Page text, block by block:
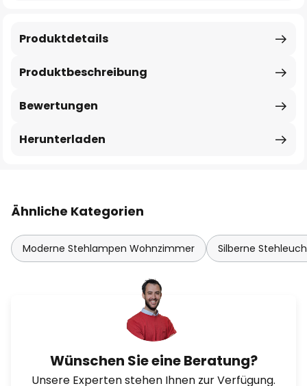
Produktbeschreibung
Produktdetails
Bewertungen
Herunterladen
Ähnliche Kategorien
Moderne Stehlampen Wohnzimmer Silberne
Wünschen Sie eine Beratung?
Unsere Experten stehen Ihnen zur Verfügung.